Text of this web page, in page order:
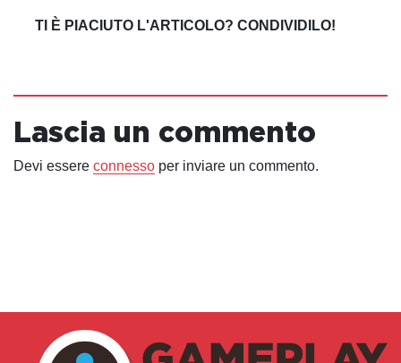
August 13, 2022
TI È PIACIUTO L'ARTICOLO? CONDIVIDILO!
Lascia un commento
Devi essere connesso per inviare un commento.